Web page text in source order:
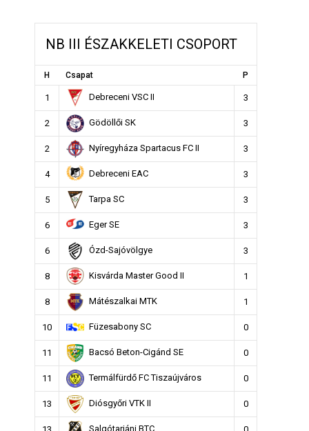
NB III ÉSZAKKELETI CSOPORT
H Csapat P
1 Debreceni VSC II 3
2 Gödöllői SK 3
2 Nyíregyháza Spartacus FC II 3
4 Debreceni EAC 3
5 Tarpa SC 3
6 Eger SE 3
6 Ózd-Sajóvölgye 3
8 Kisvárda Master Good II 1
8 Mátészalkai MTK 1
10 Füzesabony SC 0
11 Bacsó Beton-Cigánd SE 0
11 Termálfürdő FC Tiszaújváros 0
13 Diósgyőri VTK II 0
Salgótarjáni BTC